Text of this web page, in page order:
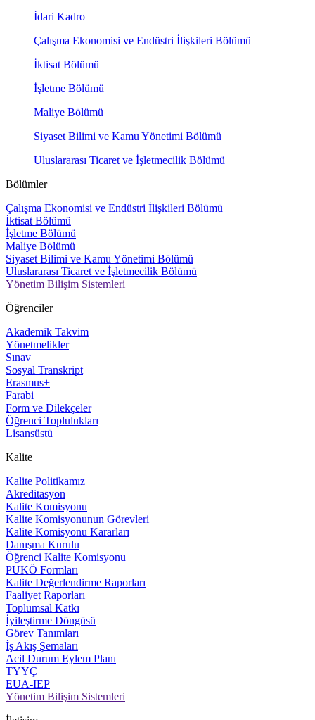
İdari Kadro
Çalışma Ekonomisi ve Endüstri İlişkileri Bölümü
İktisat Bölümü
İşletme Bölümü
Maliye Bölümü
Siyaset Bilimi ve Kamu Yönetimi Bölümü
Uluslararası Ticaret ve İşletmecilik Bölümü
Bölümler
Çalışma Ekonomisi ve Endüstri İlişkileri Bölümü
İktisat Bölümü
İşletme Bölümü
Maliye Bölümü
Siyaset Bilimi ve Kamu Yönetimi Bölümü
Uluslararası Ticaret ve İşletmecilik Bölümü
Yönetim Bilişim Sistemleri
Öğrenciler
Akademik Takvim
Yönetmelikler
Sınav
Sosyal Transkript
Erasmus+
Farabi
Form ve Dilekçeler
Öğrenci Toplulukları
Lisansüstü
Kalite
Kalite Politikamız
Akreditasyon
Kalite Komisyonu
Kalite Komisyonunun Görevleri
Kalite Komisyonu Kararları
Danışma Kurulu
Öğrenci Kalite Komisyonu
PUKÖ Formları
Kalite Değerlendirme Raporları
Faaliyet Raporları
Toplumsal Katkı
İyileştirme Döngüsü
Görev Tanımları
İş Akış Şemaları
Acil Durum Eylem Planı
TYYÇ
EUA-IEP
Yönetim Bilişim Sistemleri